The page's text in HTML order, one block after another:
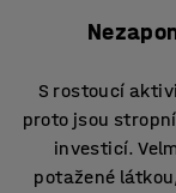
S rostoucí
proto jsou
investicí.
potažené